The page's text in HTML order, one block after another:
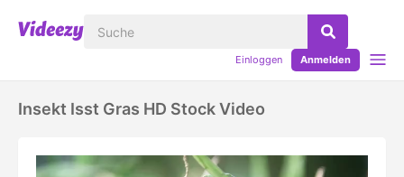
Einloggen Anmelden
Insekt Isst Gras HD Stock Video